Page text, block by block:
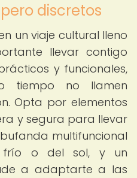
discretos
un viaje cultural lleno
llevar contigo
y funcionales,
tiempo no llamen
Opta por elementos
y segura para llevar
multifuncional
o del sol, y un
a adaptarte a las